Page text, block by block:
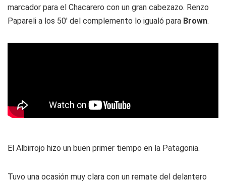
marcador para el Chacarero con un gran cabezazo. Renzo
Papareli a los 50' del complemento lo igualó para Brown.
El Albirrojo hizo un buen primer tiempo en la Patagonia.
Tuvo una ocasión muy clara con un remate del delantero